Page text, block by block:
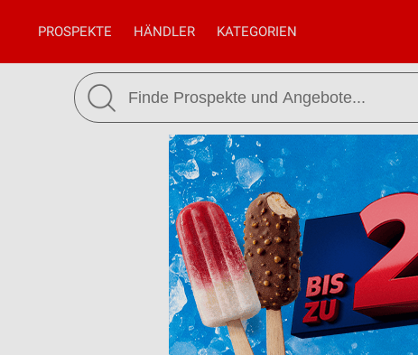
PROSPEKTE HÄNDLER KATEGORIEN